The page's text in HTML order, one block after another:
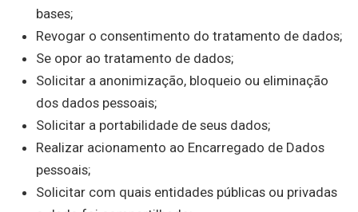
bases;
Revogar o consentimento do tratamento de dados;
Se opor ao tratamento de dados;
Solicitar a anonimização, bloqueio ou eliminação
dos dados pessoais;
Solicitar a portabilidade de seus dados;
Realizar acionamento ao Encarregado de Dados
pessoais;
Solicitar com quais entidades públicas ou privadas